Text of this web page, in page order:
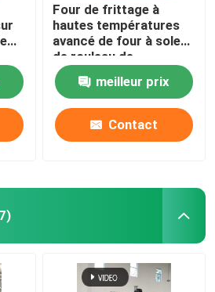
et de cathode
thermique
Four de frittage à
hautes températures
avancé de four à sole
de rouleau de
matériaux en
céramiquemeilleur prix
Contact